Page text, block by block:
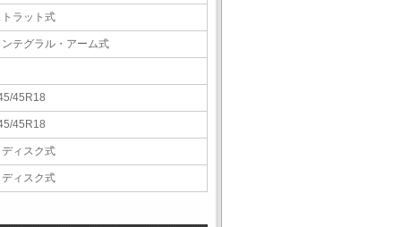
トラット式
ンテグラル・アーム式
45R18
45R18
ディスク式
ディスク式